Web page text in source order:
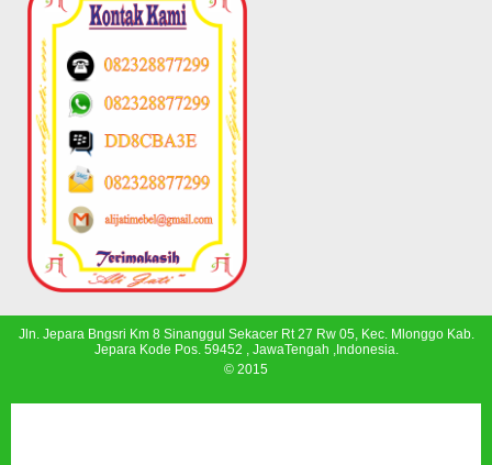
Jln. Jepara Bngsri Km 8 Sinanggul Sekacer Rt 27 Rw 05, Kec. Mlonggo Kab.
Jepara Kode Pos. 59452 , JawaTengah ,Indonesia.
© 2015